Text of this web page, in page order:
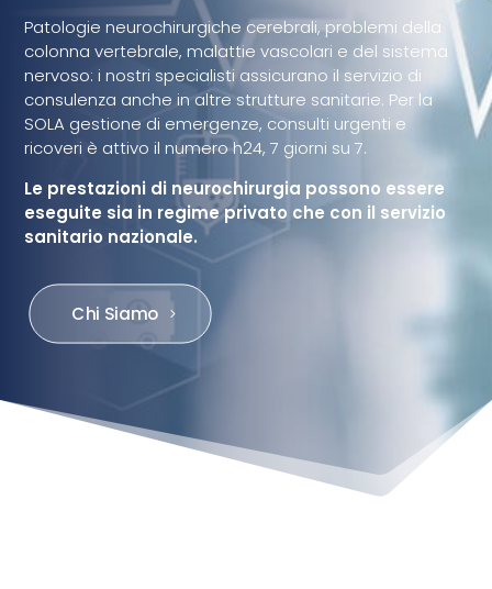
Patologie neurochirurgiche cerebrali, problemi della
colonna vertebrale, malattie vascolari e del sistema
nervoso: i nostri specialisti assicurano il servizio di
consulenza anche in altre strutture sanitarie. Per la
SOLA gestione di emergenze, consulti urgenti e
ricoveri è attivo il numero h24, 7 giorni su 7.
Le prestazioni di neurochirurgia possono essere
eseguite sia in regime privato che con il servizio
sanitario nazionale.
Chi Siamo